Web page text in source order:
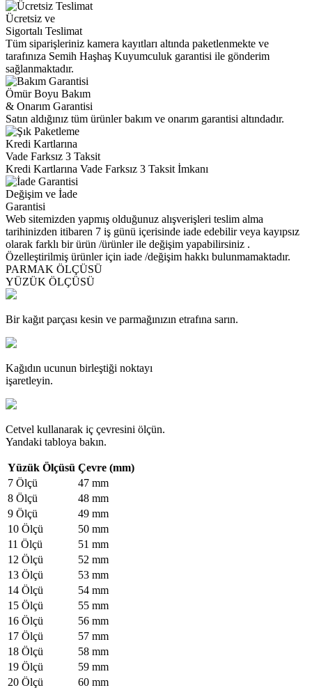
Ücretsiz ve
Sigortalı Teslimat
Tüm siparişleriniz kamera kayıtları altında paketlenmekte ve
tarafınıza Semih Haşhaş Kuyumculuk garantisi ile gönderim
sağlanmaktadır.
Ömür Boyu Bakım
& Onarım Garantisi
Satın aldığınız tüm ürünler bakım ve onarım garantisi altındadır.
Kredi Kartlarına
Vade Farksız 3 Taksit
Kredi Kartlarına Vade Farksız 3 Taksit İmkanı
Değişim ve İade
Garantisi
Web sitemizden yapmış olduğunuz alışverişleri teslim alma
tarihinizden itibaren 7 iş günü içerisinde iade edebilir veya kayıpsız
olarak farklı bir ürün /ürünler ile değişim yapabilirsiniz .
Özelleştirilmiş ürünler için iade /değişim hakkı bulunmamaktadır.
PARMAK ÖLÇÜSÜ
YÜZÜK ÖLÇÜSÜ
Bir kağıt parçası kesin ve parmağınızın etrafına sarın.
Kağıdın ucunun birleştiği noktayı
işaretleyin.
Cetvel kullanarak iç çevresini ölçün.
Yandaki tabloya bakın.
Yüzük Ölçüsü Çevre (mm)
7 Ölçü
47 mm
8 Ölçü
48 mm
9 Ölçü
49 mm
10 Ölçü
50 mm
11 Ölçü
51 mm
12 Ölçü
52 mm
13 Ölçü
53 mm
14 Ölçü
54 mm
15 Ölçü
55 mm
16 Ölçü
56 mm
17 Ölçü
57 mm
18 Ölçü
58 mm
19 Ölçü
59 mm
20 Ölçü
60 mm